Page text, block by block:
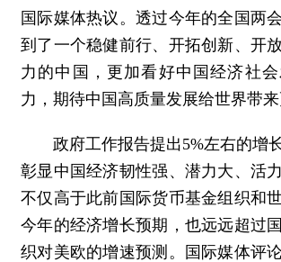
国际媒体热议。透过今年的全国两
到了一个稳健前行、开拓创新、开
力的中国，更加看好中国经济社
力，期待中国高质量发展给世界带来
政府工作报告提出5%左右的增
彰显中国经济韧性强、潜力大、活
不仅高于此前国际货币基金组织和
今年的经济增长预期，也远远超过
织对美欧的增速预测。国际媒体评